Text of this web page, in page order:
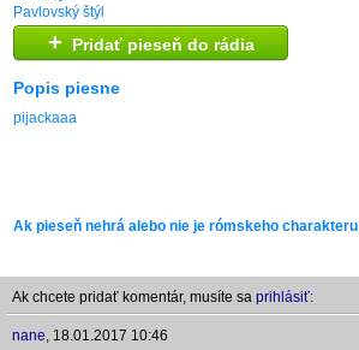
Pavlovský štýl
+ Pridať pieseň do rádia
Popis piesne
pijackaaa
Ak pieseň nehrá alebo nie je rómskeho charakteru
Ak chcete pridať komentár, musíte sa prihlásiť:
nane, 18.01.2017 10:46